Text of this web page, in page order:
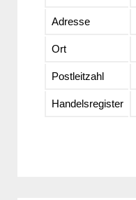
Adresse
Ort
Postleitzahl
Handelsregister